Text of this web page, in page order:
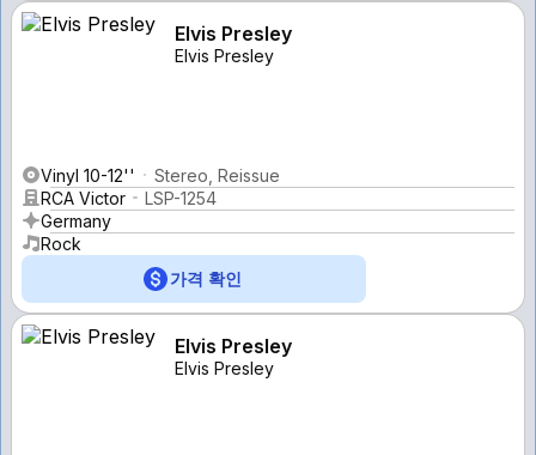
Elvis Presley
Elvis Presley
Vinyl 10-12''
Stereo, Reissue
RCA Victor
LSP-1254
Germany
Rock
가격 확인
Elvis Presley
Elvis Presley